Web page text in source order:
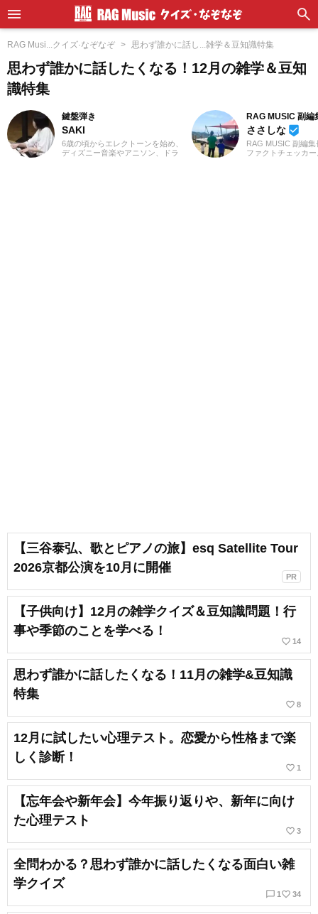
RAG Musi...クイズ·なぞなぞ 思わず誰かに話し...雑学＆豆知識特集
思わず誰かに話したくなる！12月の雑学＆豆知
識特集
鍵盤弾き
SAKI
6歳の頃からエレクトーンを始め、
ディズニー音楽やアニソン、ドラ
RAG MUSIC 副編
ささしな beenhere
RAG MUSIC 副編
ファクトチェッカ
【三谷泰弘、歌とピアノの旅】esq Satellite Tour
2026京都公演を10月に開催
PR
【子供向け】12月の雑学クイズ＆豆知識問題！行
事や季節のことを学べる！
favorite_border 14
思わず誰かに話したくなる！11月の雑学&豆知識
特集
favorite_border 8
12月に試したい心理テスト。恋愛から性格まで楽
しく診断！
favorite_border 1
【忘年会や新年会】今年振り返りや、新年に向け
た心理テスト
favorite_border 3
全問わかる？思わず誰かに話したくなる面白い雑
学クイズ
chat_bubble_outline 1 favorite_border 34